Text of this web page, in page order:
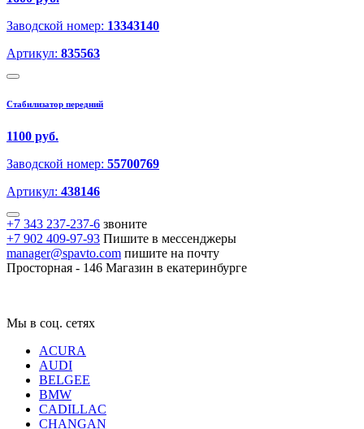
Заводской номер: 13343140
Артикул: 835563
Стабилизатор передний
1100 руб.
Заводской номер: 55700769
Артикул: 438146
+7 343 237-237-6 звоните
+7 902 409-97-93 Пишите в мессенджеры
manager@spavto.com пишите на почту
Просторная - 146 Магазин в екатеринбурге
Мы в соц. сетях
ACURA
AUDI
BELGEE
BMW
CADILLAC
CHANGAN